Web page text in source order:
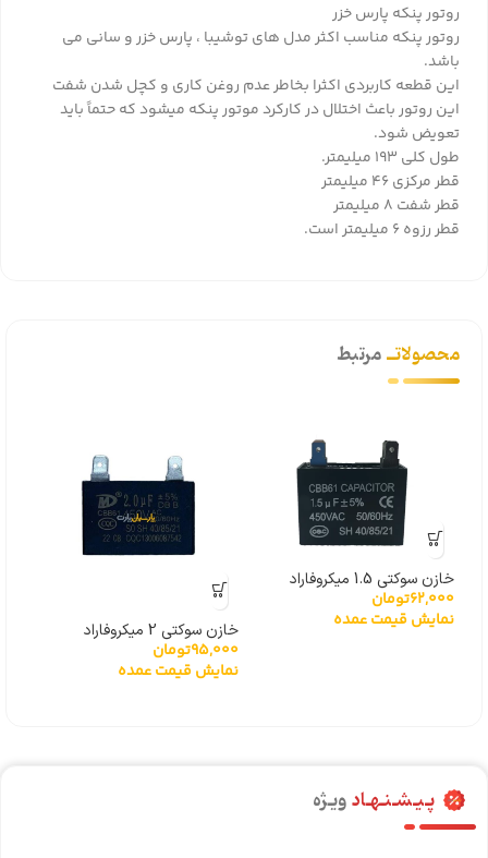
روتور پنکه پارس خزر
روتور پنکه مناسب اکثر مدل های توشیبا ، پارس خزر و سانی می
باشد.
این قطعه کاربردی اکثرا بخاطر عدم روغن کاری و کچل شدن شفت
این روتور باعث اختلال در کارکرد موتور پنکه میشود که حتماً باید
تعویض شود.
طول کلی 193 میلیمتر.
قطر مرکزی 46 میلیمتر
قطر شفت 8 میلیمتر
قطر رزوه 6 میلیمتر است.
محصولاتــمرتبط
خازن سوکتی 1.5 میکروفاراد
62,000تومان
نمایش قیمت عمده
خازن سوکتی 2 میکروفاراد
95,000تومان
نمایش قیمت عمده
پـیـشـنـهـادویـژه